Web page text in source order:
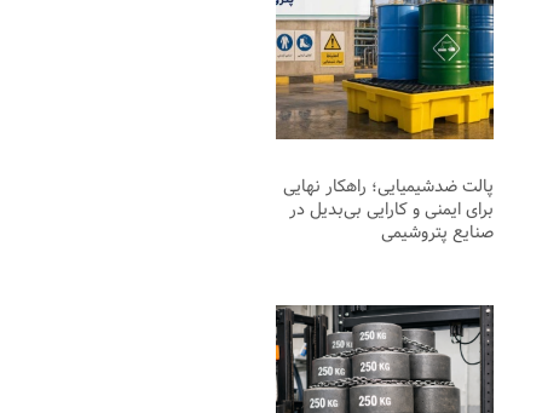
پالت ضدشیمیایی؛ راهکار نهایی
برای ایمنی و کارایی بی‌بدیل در
صنایع پتروشیمی